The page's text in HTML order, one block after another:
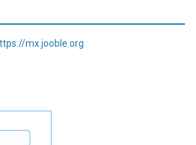
mx.jooble.org